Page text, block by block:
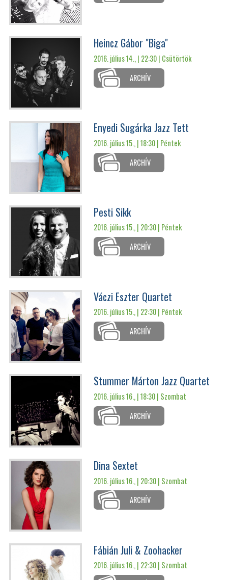
Heincz Gábor "Biga"
2016. július 14., | 22:30 | Csütörtök
ARCHÍV
Enyedi Sugárka Jazz Tett
2016. július 15., | 18:30 | Péntek
ARCHÍV
Pesti Sikk
2016. július 15., | 20:30 | Péntek
ARCHÍV
Váczi Eszter Quartet
2016. július 15., | 22:30 | Péntek
ARCHÍV
Stummer Márton Jazz Quartet
2016. július 16., | 18:30 | Szombat
ARCHÍV
Dina Sextet
2016. július 16., | 20:30 | Szombat
ARCHÍV
Fábián Juli & Zoohacker
2016. július 16., | 22:30 | Szombat